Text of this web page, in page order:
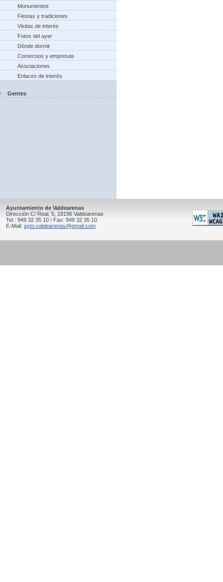
Monumentos
Fiestas y tradiciones
Visitas de interés
Fotos del ayer
Dónde dormir
Comercios y empresas
Asociaciones
Enlaces de interés
Gentes
Ayuntamiento de Valdearenas
Dirección C/ Real, 5, 19196 Valdearenas
Tel.: 949 32 35 10 / Fax: 949 32 35 10
E-Mail: ayto.valdearenas@gmail.com